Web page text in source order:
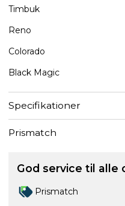
Timbuk
Reno
Colorado
Black Magic
Specifikationer
Prismatch
God service til alle
Prismatch